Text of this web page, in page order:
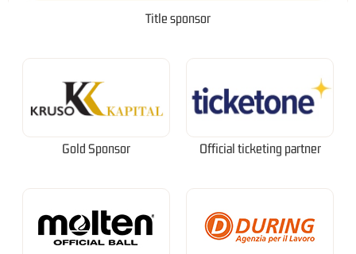
Title sponsor
Gold Sponsor Official ticketing partner